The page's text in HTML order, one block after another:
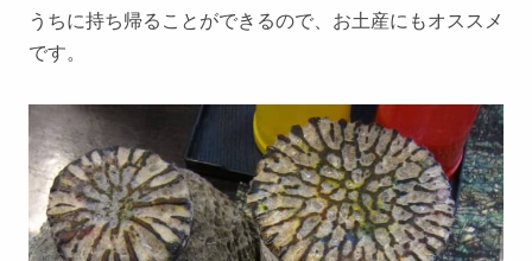
うちに持ち帰ることができるので、お土産にもオススメ
です。